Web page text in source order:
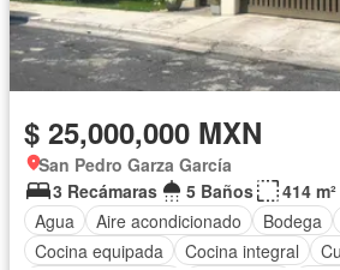
$ 25,000,000 MXN
San Pedro Garza García
3 Recámaras
5 Baños
414 m²
Agua
Aire acondicionado Bodega
Cocina equipada
Cocina integral